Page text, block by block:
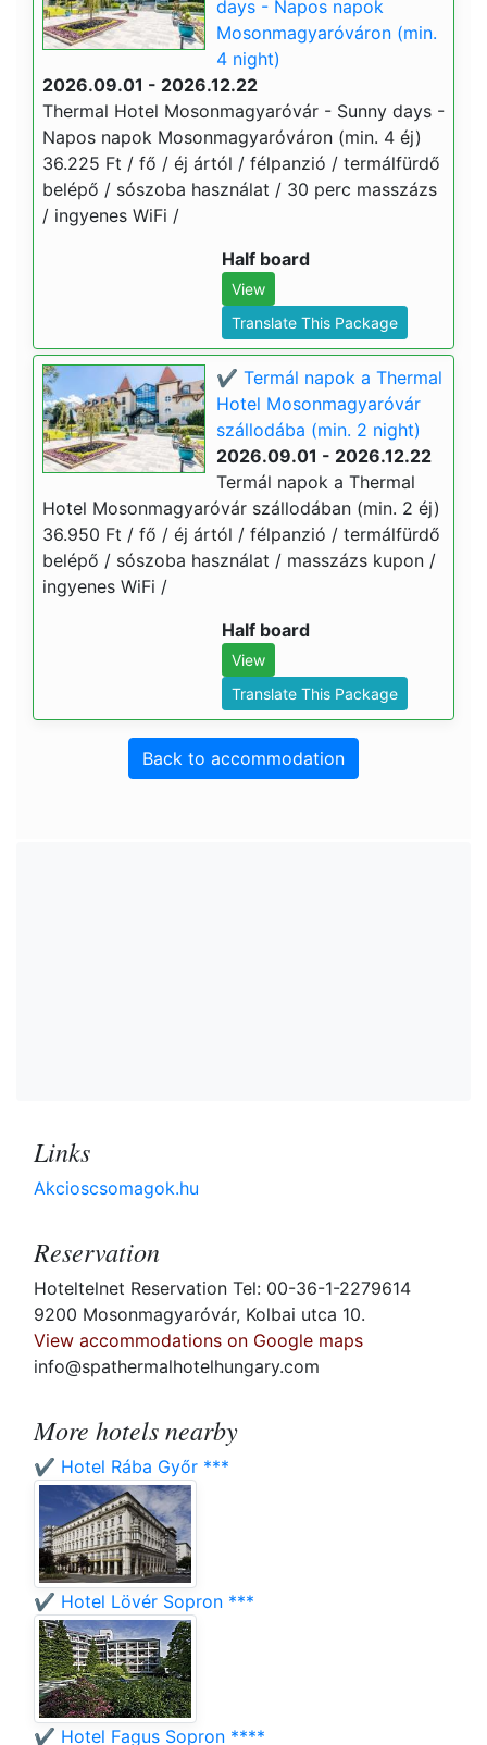
days - Napos napok
Mosonmagyaróváron (min.
4 night)
2026.09.01 - 2026.12.22
Thermal Hotel Mosonmagyaróvár - Sunny days -
Napos napok Mosonmagyaróváron (min. 4 éj)
36.225 Ft / fő / éj ártól / félpanzió / termálfürdő
belépő / sószoba használat / 30 perc masszázs
/ ingyenes WiFi /
Half board
View
Translate This Package
✔️ Termál napok a Thermal
Hotel Mosonmagyaróvár
szállodába (min. 2 night)
2026.09.01 - 2026.12.22
Termál napok a Thermal
Hotel Mosonmagyaróvár szállodában (min. 2 éj)
36.950 Ft / fő / éj ártól / félpanzió / termálfürdő
belépő / sószoba használat / masszázs kupon /
ingyenes WiFi /
Half board
View
Translate This Package
Back to accommodation
Links
Akcioscsomagok.hu
Reservation
Hoteltelnet Reservation Tel: 00-36-1-2279614
9200 Mosonmagyaróvár, Kolbai utca 10.
View accommodations on Google maps
info@spathermalhotelhungary.com
More hotels nearby
✔️ Hotel Rába Győr ***
✔️ Hotel Lövér Sopron ***
✔️ Hotel Fagus Sopron ****